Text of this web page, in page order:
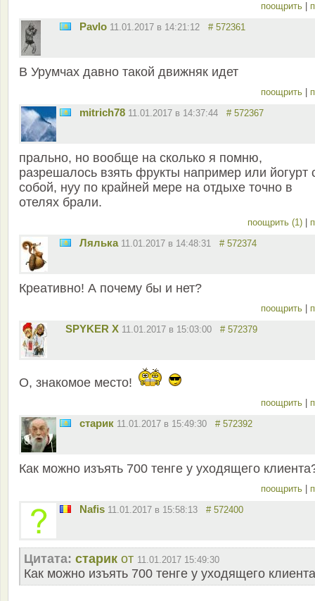
поощрить
Pavlo 11.01.2017 в 14:21:12 # 572361
В Урумчах давно такой движняк идет
поощрить
mitrich78 11.01.2017 в 14:37:44 # 572367
прально, но вообще на сколько я помню,
разрешалось взять фрукты например или йогурт
собой, нуу по крайней мере на отдыхе точно в
отелях брали.
поощрить (1)
Лялька 11.01.2017 в 14:48:31 # 572374
Креативно! А почему бы и нет?
поощрить
SPYKER X 11.01.2017 в 15:03:00 # 572379
О, знакомое место!
поощрить
старик 11.01.2017 в 15:49:30 # 572392
Как можно изъять 700 тенге у уходящего
поощрить
Nafis 11.01.2017 в 15:58:13 # 572400
Цитата: старик от 11.01.2017 15:49:30
Как можно изъять 700 тенге у уходящего